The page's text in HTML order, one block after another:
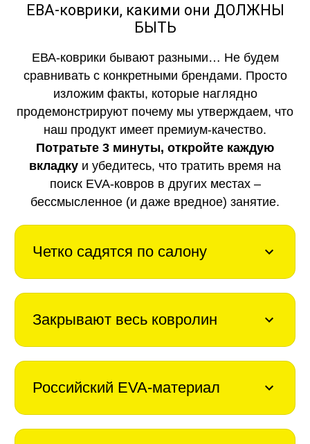
ЕВА-коврики, какими они ДОЛЖНЫ
БЫТЬ
ЕВА-коврики бывают разными… Не будем
сравнивать с конкретными брендами. Просто
изложим факты, которые наглядно
продемонстрируют почему мы утверждаем, что
наш продукт имеет премиум-качество.
Потратьте 3 минуты, откройте каждую
вкладку и убедитесь, что тратить время на
поиск EVA-ковров в других местах –
бессмысленное (и даже вредное) занятие.
Четко садятся по салону
Закрывают весь ковролин
Российский EVA-материал